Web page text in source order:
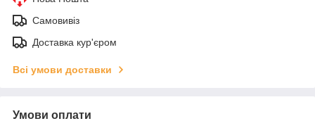
Самовивіз
Доставка кур'єром
Всі умови доставки
Умови оплати